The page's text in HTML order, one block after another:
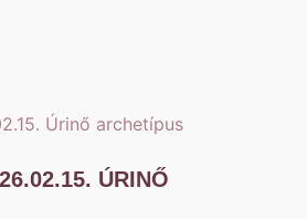
ÚRINŐ